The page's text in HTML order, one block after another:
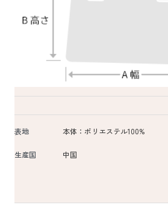
表地 本体：ポリエステル100%
生産国 中国